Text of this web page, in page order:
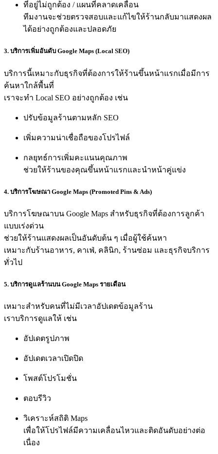
ที่อยู่ไม่ถูกต้อง / แผนที่คลาดเคลื่อน
ทีมงานจะช่วยตรวจสอบและแก้ไขให้ร้านกลับมาแสดงผล
ได้อย่างถูกต้องและปลอดภัย
3. บริการเพิ่มอันดับ Google Maps (Local SEO)
บริการนี้เหมาะกับธุรกิจที่ต้องการให้ร้านขึ้นหน้าแรกเมื่อมีการ
ค้นหาใกล้พื้นที่
เราจะทำ Local SEO อย่างถูกต้อง เช่น
ปรับข้อมูลร้านตามหลัก SEO
เพิ่มความน่าเชื่อถือของโปรไฟล์
กลยุทธ์การเพิ่มคะแนนคุณภาพ
ช่วยให้ร้านของคุณขึ้นหน้าแรกและนำหน้าคู่แข่ง
4. บริการโฆษณา Google Maps (Promoted Pins & Ads)
บริการโฆษณาบน Google Maps สำหรับธุรกิจที่ต้องการลูกค้า
แบบเร่งด่วน
ช่วยให้ร้านแสดงผลเป็นอันดับต้น ๆ เมื่อผู้ใช้ค้นหา
เหมาะกับร้านอาหาร, คาเฟ่, คลินิก, ร้านซ่อม และธุรกิจบริการ
ทั่วไป
5. บริการดูแลร้านบน Google Maps รายเดือน
เหมาะสำหรับคนที่ไม่มีเวลาอัปเดตข้อมูลร้าน
เราบริการดูแลให้ เช่น
อัปเดตรูปภาพ
อัปเดตเวลาเปิดปิด
โพสต์โปรโมชั่น
ตอบรีวิว
วิเคราะห์สถิติ Maps
เพื่อให้โปรไฟล์มีความเคลื่อนไหวและติดอันดับอย่างต่อ
เนื่อง